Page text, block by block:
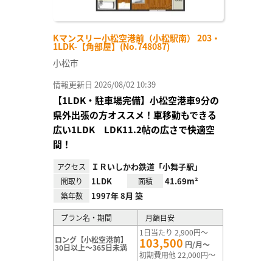
Kマンスリー小松空港前（小松駅南） 203・
1LDK-【角部屋】(No.748087)
小松市
情報更新日 2026/08/02 10:39
【1LDK・駐車場完備】小松空港車9分の
県外出張の方オススメ！車移動もできる
広い1LDK LDK11.2帖の広さで快適空
間！
アクセス ＩＲいしかわ鉄道「小舞子駅」
間取り 1LDK 面積 41.69m²
築年数 1997年 8月 築
プラン名・期間 月額目安
ロング【小松空港前】
30日以上～365日未満
1日当たり 2,900円～
103,500 円/月～
初期費用他 22,000円～